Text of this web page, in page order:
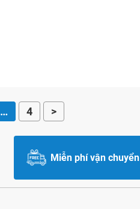
… 4 >
Miễn phí vận chuyển